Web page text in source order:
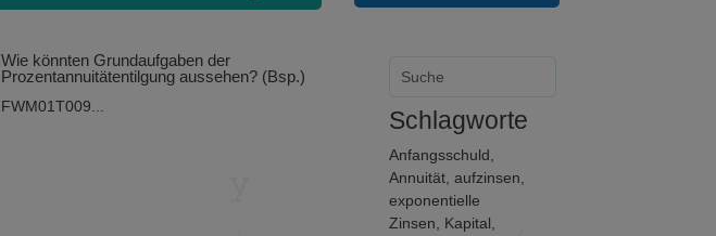
Wie könnten Grundaufgaben der
Prozentannuitätentilgung aussehen? (Bsp.)
FWM01T009...
Schlagworte
Anfangsschuld,
Annuität,aufzinsen,
exponentielle
Zinsen, Kapital,